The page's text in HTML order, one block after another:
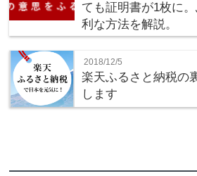
ても証明書が1枚に
利な方法を解説。
2018/12/5
楽天ふるさと納税の
します